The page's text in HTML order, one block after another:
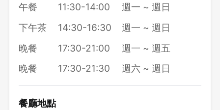
午餐
11:30-14:00
週一 ~ 週日
下午茶
14:30-16:30
週一 ~ 週日
晚餐
17:30-21:00
週一 ~ 週五
晚餐
17:30-21:30 週六 ~ 週日
餐廳地點